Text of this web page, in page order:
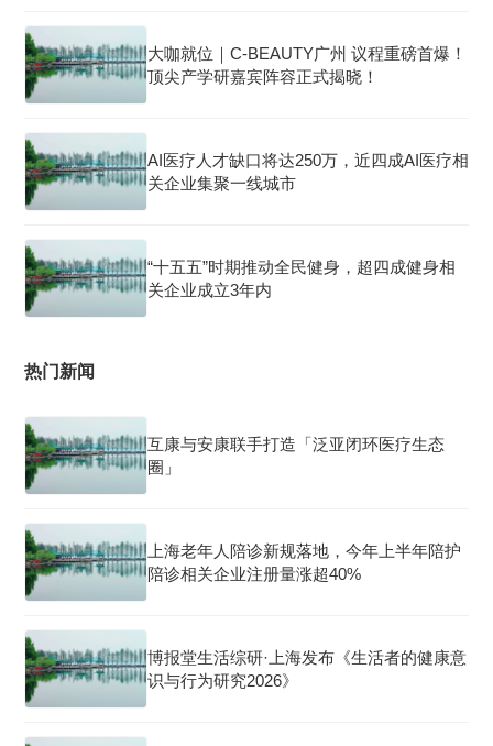
大咖就位｜C-BEAUTY广州 议程重磅首爆！
顶尖产学研嘉宾阵容正式揭晓！
AI医疗人才缺口将达250万，近四成AI医疗相
关企业集聚一线城市
“十五五”时期推动全民健身，超四成健身相
关企业成立3年内
热门新闻
互康与安康联手打造「泛亚闭环医疗生态
圈」
上海老年人陪诊新规落地，今年上半年陪护
陪诊相关企业注册量涨超40%
博报堂生活综研·上海发布《生活者的健康意
识与行为研究2026》